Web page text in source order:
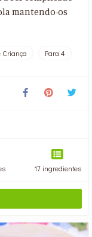
mantendo-os
Criança Para 4
17 ingredientes